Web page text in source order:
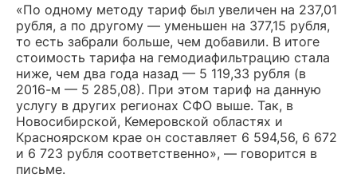
«По одному методу тариф был увеличен на 237,01
рубля, а по другому — уменьшен на 377,15 рубля,
то есть забрали больше, чем добавили. В итоге
стоимость тарифа на гемодиафильтрацию стала
ниже, чем два года назад — 5 119,33 рубля (в
2016-м — 5 285,08). При этом тариф на данную
услугу в других регионах СФО выше. Так, в
Новосибирской, Кемеровской областях и
Красноярском крае он составляет 6 594,56, 6 672
и 6 723 рубля соответственно», — говорится в
письме.